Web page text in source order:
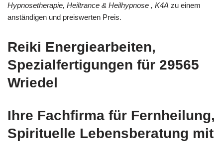
Hypnosetherapie, Heiltrance & Heilhypnose , K4A zu einem
anständigen und preiswerten Preis.
Reiki Energiearbeiten,
Spezialfertigungen für 29565
Wriedel
Ihre Fachfirma für Fernheilung,
Spirituelle Lebensberatung mit